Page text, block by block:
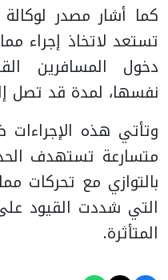
كما أشار مصدر لوكالة
تستعد لاتخاذ إجراء
دخول المسافرين
نفسها، لمدة قد تصل إلى 30 يومًا على
وتأتي هذه
متسارعة تستهدف
بالتوازي مع تحركات
التي شددت القيود
المتأثرة.